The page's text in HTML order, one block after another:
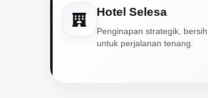
Hotel Selesa
Penginapan strategik,
untuk perjalanan tenang.